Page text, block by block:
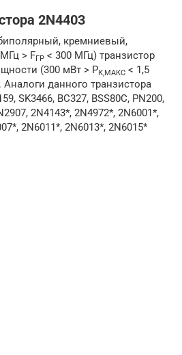
2N4403
кремниевый,
> FГР < 300 МГц) транзистор
(300 мВт > PК,МАКС < 1,5
Аналоги данного транзистора
SK3466, BC327, BSS80C, PN200,
2N4143*, 2N4972*, 2N6001*,
2N6011*, 2N6013*, 2N6015*